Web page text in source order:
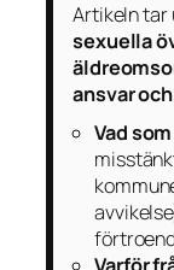
Artikeln tar
sexuella
ansvar
Vad